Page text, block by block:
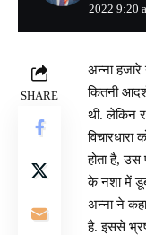
2022 9:20
SHARE
अन्ना
कितनी
थी. लेकिन
होता है, उस
के नशा में
अन्ना ने
है. इससे